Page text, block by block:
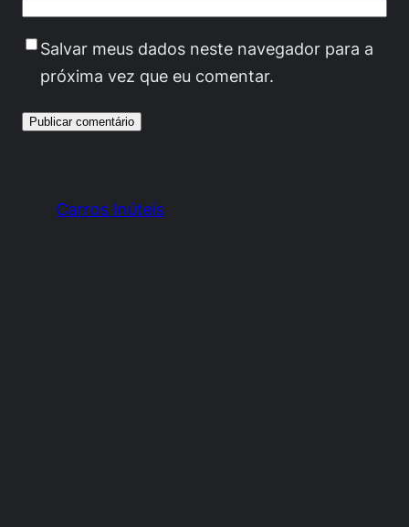
Salvar meus dados neste navegador para a
próxima vez que eu comentar.
Carros Inúteis